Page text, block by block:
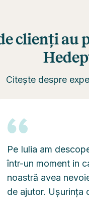
clienți
Citește despre
Pe Iulia am
într-un moment in
noastră avea
de ajutor. Ușurința